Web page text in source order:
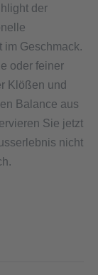
der
im Geschmack.
oder feiner
Klößen und
Balance aus
Sie jetzt
nicht